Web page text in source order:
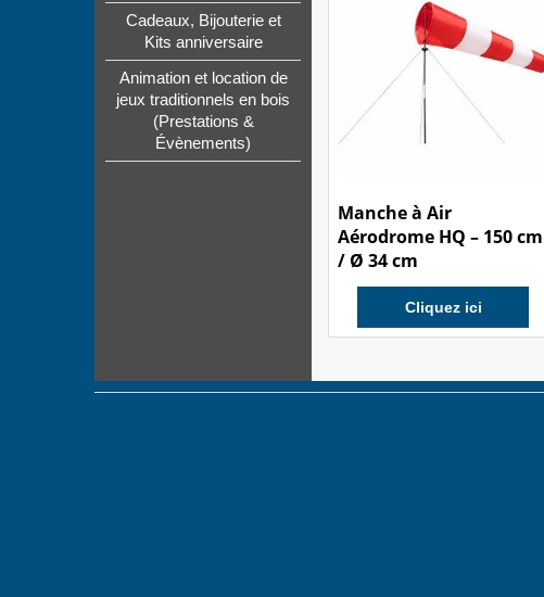
Cadeaux, Bijouterie et
Kits anniversaire
Animation et location de
jeux traditionnels en bois
(Prestations &
Évènements)
€ 39.90
Manche à Air
Aérodrome HQ – 150 cm
/ Ø 34 cm
Cliquez ici